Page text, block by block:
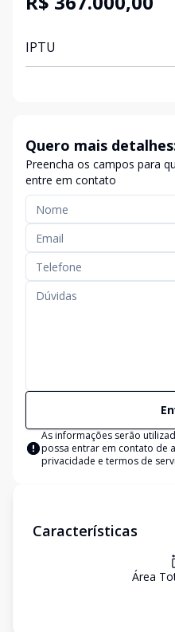
IPTU
Quero mais
Preencha os campos para
entre em contato
As informações serão
possa entrar em contato de
privacidade e termos de
Características
Área